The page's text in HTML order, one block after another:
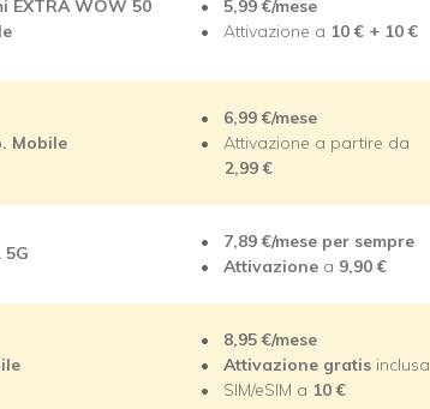
EXTRA WOW 50
5,99 €/mese
Attivazione a 10 € + 10 €
Mobile
6,99 €/mese
Attivazione a partire da
2,99 €
5G
7,89 €/mese per sempre
Attivazione a 9,90€
8,95 €/mese
Attivazione gratis inclusa
SIM/eSIM a 10 €